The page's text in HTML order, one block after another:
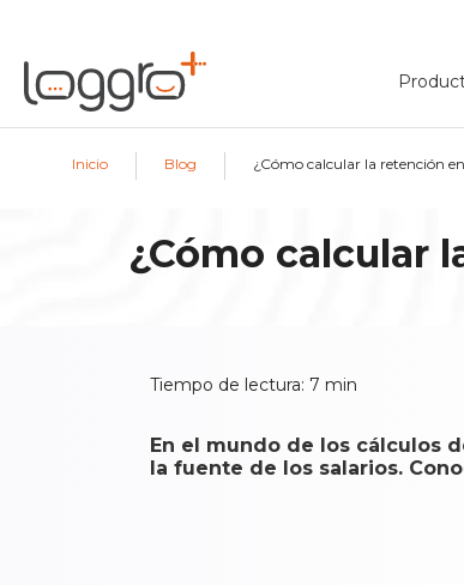
Inicio | Blog | ¿Cómo calcular la retención
¿Cómo calcular
Tiempo de lectura: 7 min
En el mundo de los cálculos
la fuente de los salarios.